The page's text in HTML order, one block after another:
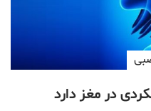
در مغز دارد